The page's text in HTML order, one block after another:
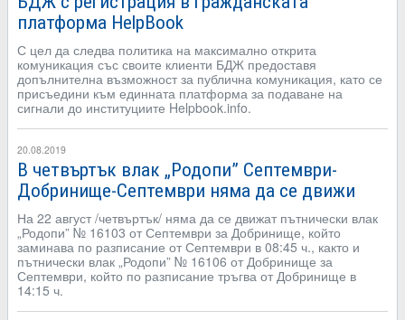
платформа HelpBook
С цел да следва политика на максимално открита
комуникация със своите клиенти БДЖ предоставя
допълнителна възможност за публична комуникация, като се
присъедини към единната платформа за подаване на
сигнали до институциите Helpbook.info.
20.08.2019
В четвъртък влак „Родопи” Септември-
Добринище-Септември няма да се движи
На 22 август /четвъртък/ няма да се движат пътнически влак
„Родопи” № 16103 от Септември за Добринище, който
заминава по разписание от Септември в 08:45 ч., както и
пътнически влак „Родопи” № 16106 от Добринище за
Септември, който по разписание тръгва от Добринище в
14:15 ч.